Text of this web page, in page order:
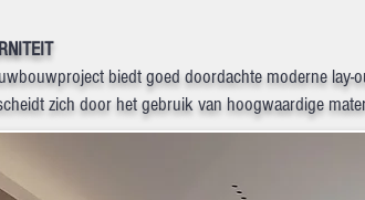
biedt goed doordachte moderne
zich door het gebruik van hoogwaardige